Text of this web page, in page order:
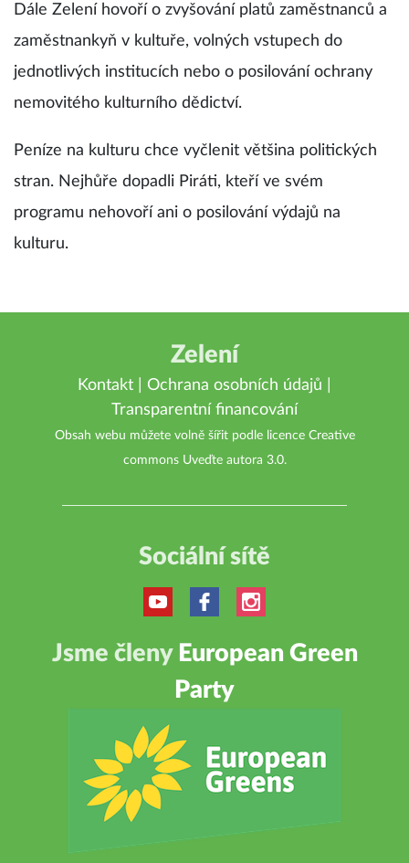
Dále Zelení hovoří o zvyšování platů zaměstnanců a
zaměstnankyň v kultuře, volných vstupech do
jednotlivých institucích nebo o posilování ochrany
nemovitého kulturního dědictví.
Peníze na kulturu chce vyčlenit většina politických
stran. Nejhůře dopadli Piráti, kteří ve svém
programu nehovoří ani o posilování výdajů na
kulturu.
Zelení
Kontakt Ochrana osobních údajů
Transparentní financování
Obsah webu můžete volně šířit podle licence Creative
commons Uveďte autora 3.0.
Sociální sítě
Jsme členy European Green
Party